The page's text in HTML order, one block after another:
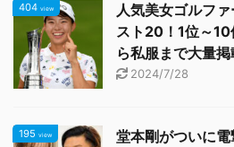
404 view
人気美女ゴルフ
スト20！1位～
ら私服まで大量掲
2024/7/28
195 view
堂本剛がついに